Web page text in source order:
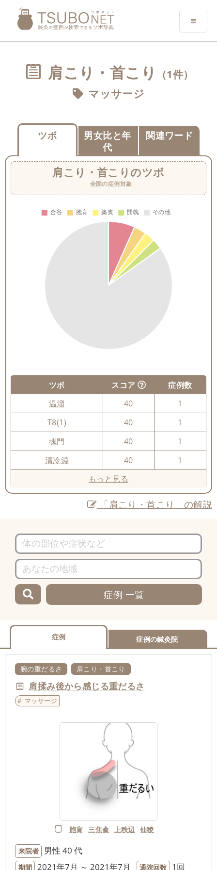
肩こり・首こり
（1件）
マッサージ
ツボ
男女比と年
代
関連ワード
肩こり・首こり のツボ
全国の症例対象
ツボ スコア
症例数
温溜
40
1
T8(1)
40
1
魂門
40
1
清冷淵
40
1
もっと見る
「肩こり・首こり」の解説
症例 一覧
症例 症例の鍼灸院
腕の重だるさ 肩こり・首こり
肩揉み後から感じる重だるさ
マッサージ
胞肓 三焦兪 上秩辺 仙稜
来院者 男性 40 代
期間 2021年7月 ～ 2021年7月 通院回数 1回